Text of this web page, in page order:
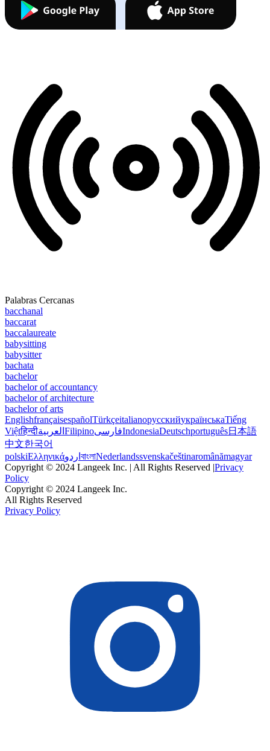
Palabras Cercanas
bacchanal
baccarat
baccalaureate
babysitting
babysitter
bachata
bachelor
bachelor of accountancy
bachelor of architecture
bachelor of arts
EnglishfrançaisespañolTürkçeitalianoрусскийукраїнськаTiếng
Việtहिन्दीالعربية FilipinoفارسیIndonesiaDeutschportuguês日本語
中文한국어
polskiΕλληνικάاردو বাংলাNederlandssvenskačeštinaromânămagyar
Copyright © 2024 Langeek Inc. | All Rights Reserved |Privacy
Policy
Copyright © 2024 Langeek Inc.
All Rights Reserved
Privacy Policy